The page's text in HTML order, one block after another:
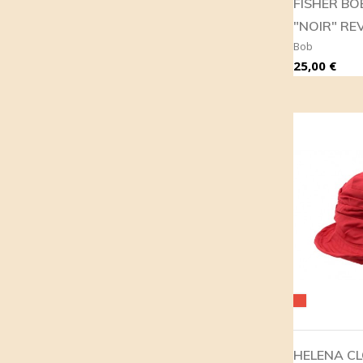
FISHER
"NOIR"
Bob
Prix
25,00 €
HELENA